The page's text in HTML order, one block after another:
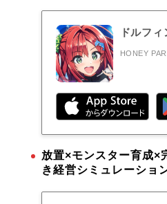
ドルフ
HONEY
放置×モンスター育成
き経営シミュレーショ